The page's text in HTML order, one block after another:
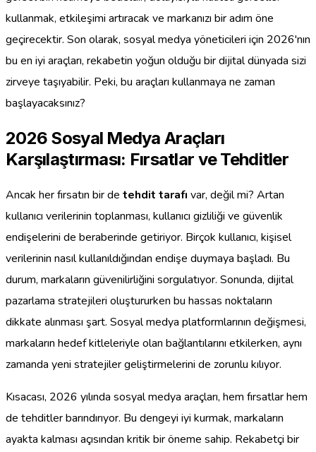
kullanmak, etkileşimi artıracak ve markanızı bir adım öne
geçirecektir. Son olarak, sosyal medya yöneticileri için 2026'nın
bu en iyi araçları, rekabetin yoğun olduğu bir dijital dünyada sizi
zirveye taşıyabilir. Peki, bu araçları kullanmaya ne zaman
başlayacaksınız?
2026 Sosyal Medya Araçları
Karşılaştırması: Fırsatlar ve Tehditler
Ancak her fırsatın bir de tehdit tarafı var, değil mi? Artan
kullanıcı verilerinin toplanması, kullanıcı gizliliği ve güvenlik
endişelerini de beraberinde getiriyor. Birçok kullanıcı, kişisel
verilerinin nasıl kullanıldığından endişe duymaya başladı. Bu
durum, markaların güvenilirliğini sorgulatıyor. Sonunda, dijital
pazarlama stratejileri oluştururken bu hassas noktaların
dikkate alınması şart. Sosyal medya platformlarının değişmesi,
markaların hedef kitleleriyle olan bağlantılarını etkilerken, aynı
zamanda yeni stratejiler geliştirmelerini de zorunlu kılıyor.
Kısacası, 2026 yılında sosyal medya araçları, hem fırsatlar hem
de tehditler barındırıyor. Bu dengeyi iyi kurmak, markaların
ayakta kalması açısından kritik bir öneme sahip. Rekabetçi bir